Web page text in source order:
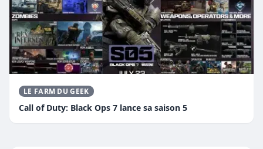
LE FARM DU GEEK
Call of Duty: Black Ops 7 lance sa saison 5